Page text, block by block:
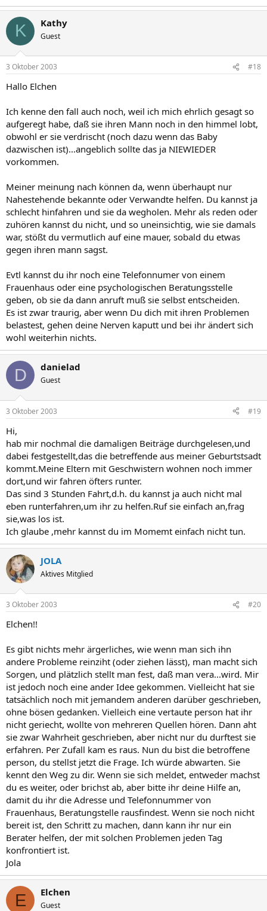
K Kathy
Guest
3 Oktober 2003 #18
Hallo Elchen
Ich kenne den fall auch noch, weil ich mich ehrlich gesagt so
aufgeregt habe, daß sie ihren Mann noch in den himmel lobt,
obwohl er sie verdrischt (noch dazu wenn das Baby
dazwischen ist)...angeblich sollte das ja NIEWIEDER
vorkommen.
Meiner meinung nach können da, wenn überhaupt nur
Nahestehende bekannte oder Verwandte helfen. Du kannst ja
schlecht hinfahren und sie da wegholen. Mehr als reden oder
zuhören kannst du nicht, und so uneinsichtig, wie sie damals
war, stößt du vermutlich auf eine mauer, sobald du etwas
gegen ihren mann sagst.
Evtl kannst du ihr noch eine Telefonnumer von einem
Frauenhaus oder eine psychologischen Beratungsstelle
geben, ob sie da dann anruft muß sie selbst entscheiden.
Es ist zwar traurig, aber wenn Du dich mit ihren Problemen
belastest, gehen deine Nerven kaputt und bei ihr ändert sich
wohl weiterhin nichts.
D danielad
Guest
3 Oktober 2003 #19
Hi,
hab mir nochmal die damaligen Beiträge durchgelesen,und
dabei festgestellt,das die betreffende aus meiner Geburtstsadt
kommt.Meine Eltern mit Geschwistern wohnen noch immer
dort,und wir fahren öfters runter.
Das sind 3 Stunden Fahrt,d.h. du kannst ja auch nicht mal
eben runterfahren,um ihr zu helfen.Ruf sie einfach an,frag
sie,was los ist.
Ich glaube ,mehr kannst du im Momemt einfach nicht tun.
JOLA
Aktives Mitglied
3 Oktober 2003 #20
Elchen!!
Es gibt nichts mehr ärgerliches, wie wenn man sich ihn
andere Probleme reinziht (oder ziehen lässt), man macht sich
Sorgen, und plätzlich stellt man fest, daß man vera...wird. Mir
ist jedoch noch eine ander Idee gekommen. Vielleicht hat sie
tatsächlich noch mit jemandem anderen darüber geschrieben,
ohne bösen gedanken. Vielleich eine vertaute person hat ihr
nicht geriecht, wollte von mehreren Quellen hören. Dann aht
sie zwar Wahrheit geschrieben, aber nicht nur du durftest sie
erfahren. Per Zufall kam es raus. Nun du bist die betroffene
person, du stellst jetzt die Frage. Ich würde abwarten. Sie
kennt den Weg zu dir. Wenn sie sich meldet, entweder machst
du es weiter, oder brichst ab, aber bitte ihr deine Hilfe an,
damit du ihr die Adresse und Telefonnummer von
Frauenhaus, Beratungstelle rausfindest. Wenn sie noch nicht
bereit ist, den Schritt zu machen, dann kann ihr nur ein
Berater helfen, der mit solchen Problemen jeden Tag
konfrontiert ist.
Jola
E Elchen
Guest